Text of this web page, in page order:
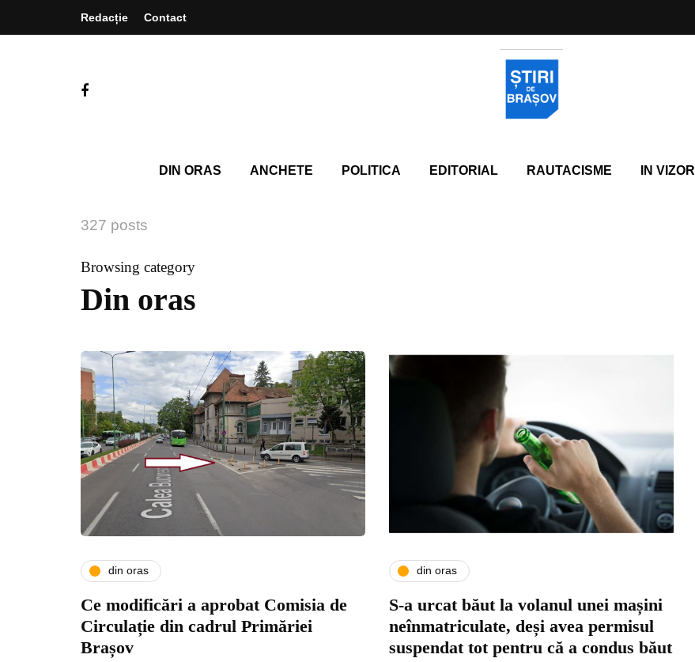
Redacție Contact
DIN ORAS ANCHETE POLITICA EDITORIAL RAUTACISME IN VIZOR
327 posts
Browsing category
Din oras
din oras
Ce modificări a aprobat Comisia de
Circulație din cadrul Primăriei
Brașov
din oras
S-a urcat băut la volanul unei mașini
neînmatriculate, deși avea permisul
suspendat tot pentru că a condus băut